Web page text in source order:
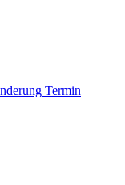
Termin